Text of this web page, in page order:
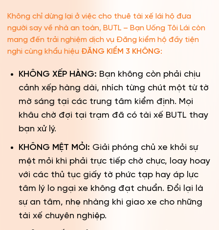
Không chỉ dừng lại ở việc cho thuê tài xế lái hộ đưa
người say về nhà an toàn, BUTL – Bạn Uống Tôi Lái còn
mang đến trải nghiệm dịch vụ Đăng kiểm hộ đầy tiện
nghi cùng khẩu hiệu ĐĂNG KIỂM 3 KHÔNG:
KHÔNG XẾP HÀNG: Bạn không còn phải chịu
cảnh xếp hàng dài, nhích từng chút một từ tờ
mờ sáng tại các trung tâm kiểm định. Mọi
khâu chờ đợi tại trạm đã có tài xế BUTL thay
bạn xử lý.
KHÔNG MỆT MỎI: Giải phóng chủ xe khỏi sự
mệt mỏi khi phải trực tiếp chờ chực, loay hoay
với các thủ tục giấy tờ phức tạp hay áp lực
tâm lý lo ngại xe không đạt chuẩn. Đổi lại là
sự an tâm, nhẹ nhàng khi giao xe cho những
tài xế chuyên nghiệp.